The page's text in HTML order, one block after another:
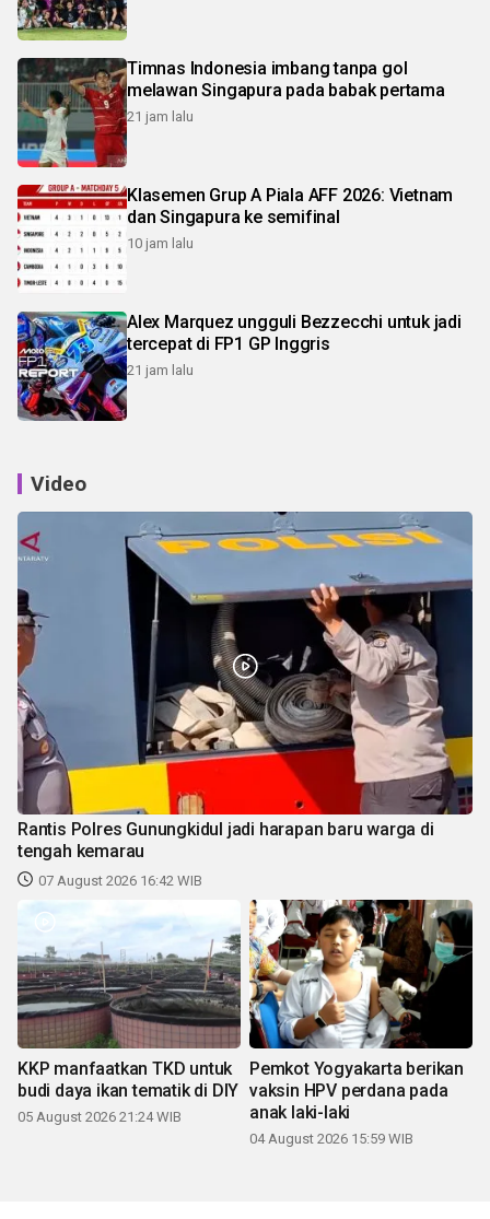
Timnas Indonesia imbang tanpa gol
melawan Singapura pada babak pertama
21 jam lalu
Klasemen Grup A Piala AFF 2026: Vietnam
dan Singapura ke semifinal
10 jam lalu
Alex Marquez ungguli Bezzecchi untuk jadi
tercepat di FP1 GP Inggris
21 jam lalu
Video
Rantis Polres Gunungkidul jadi harapan baru warga di
tengah kemarau
07 August 2026 16:42 WIB
KKP manfaatkan TKD untuk
budi daya ikan tematik di DIY
05 August 2026 21:24 WIB
Pemkot Yogyakarta berikan
vaksin HPV perdana pada
anak laki-laki
04 August 2026 15:59 WIB